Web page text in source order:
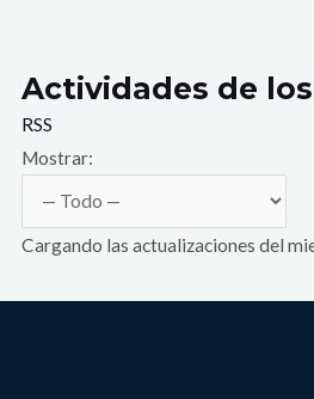
Actividades de
RSS
Mostrar:
Cargando las actualizaciones del